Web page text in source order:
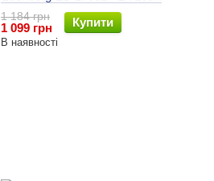
1 184 грн
1 099 грн Купити
В наявності